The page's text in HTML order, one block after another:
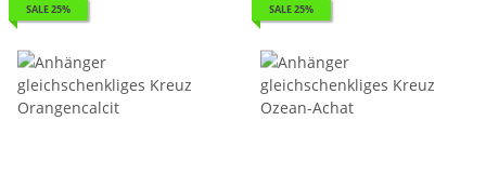
SALE 25% SALE 25%